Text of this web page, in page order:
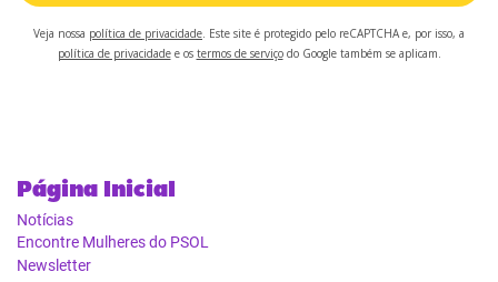
Veja nossa política de privacidade . Este site é protegido pelo reCAPTCHA e, por isso, a
política de privacidadee os termos de serviçodo Google também se aplicam.
Página Inicial
Notícias
Encontre Mulheres do PSOL
Newsletter